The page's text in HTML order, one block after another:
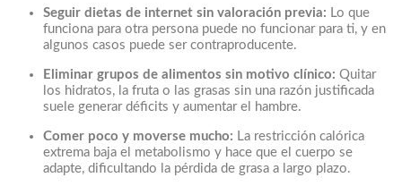
Seguir dietas de internet sin valoración previa: Lo que
funciona para otra persona puede no funcionar para ti, y en
algunos casos puede ser contraproducente.
Eliminar grupos de alimentos sin motivo clínico: Quitar
los hidratos, la fruta o las grasas sin una razón justificada
suele generar déficits y aumentar el hambre.
Comer poco y moverse mucho: La restricción calórica
extrema baja el metabolismo y hace que el cuerpo se
adapte, dificultando la pérdida de grasa a largo plazo.